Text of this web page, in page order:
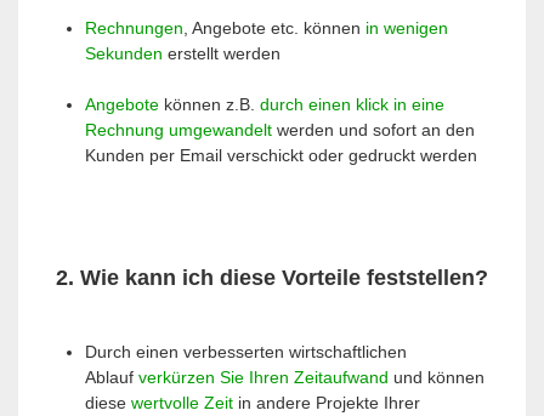
Rechnungen, Angebote etc. können in wenigen
Sekunden erstellt werden
Angebote können z.B. durch einen klick in eine
Rechnung umgewandelt werden und sofort an den
Kunden per Email verschickt oder gedruckt werden
2. Wie kann ich diese Vorteile feststellen?
Durch einen verbesserten wirtschaftlichen
Ablauf verkürzen Sie Ihren Zeitaufwand und können
diese wertvolle Zeit in andere Projekte Ihrer